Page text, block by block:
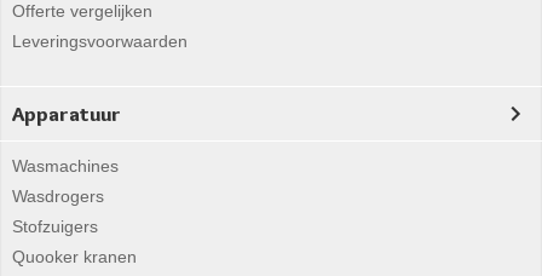
Offerte vergelijken
Leveringsvoorwaarden
Apparatuur
Wasmachines
Wasdrogers
Stofzuigers
Quooker kranen